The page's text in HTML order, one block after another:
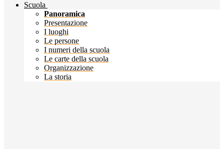
Scuola
Panoramica
Presentazione
I luoghi
Le persone
I numeri della scuola
Le carte della scuola
Organizzazione
La storia